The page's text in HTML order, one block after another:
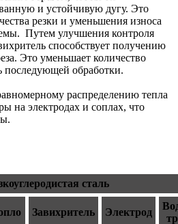
и устойчивую дугу. Это
резки и уменьшения износа
Путем улучшения контроля
способствует получению
Это уменьшает количество
последующей обработки.
распределению тепла
на электродах и соплах, что
сталь
Завихритель Электрод